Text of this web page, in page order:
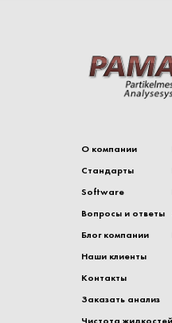
О компании
Стандарты
Software
Вопросы и ответы
Блог компании
Наши клиенты
Контакты
Заказать анализ